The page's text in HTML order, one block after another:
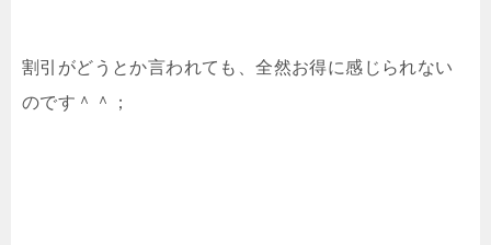
割引がどうとか言われても、全然お得に感じられない
のです＾＾；